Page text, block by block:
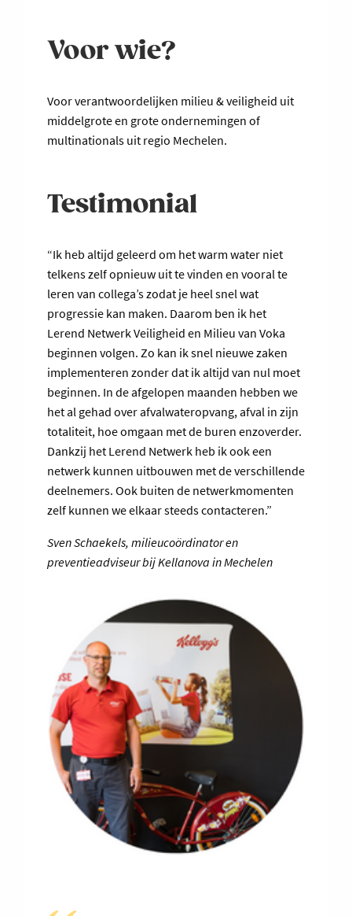
Voor wie?
Voor verantwoordelijken milieu & veiligheid uit
middelgrote en grote ondernemingen of
multinationals uit regio Mechelen.
Testimonial
“Ik heb altijd geleerd om het warm water niet
telkens zelf opnieuw uit te vinden en vooral te
leren van collega’s zodat je heel snel wat
progressie kan maken. Daarom ben ik het
Lerend Netwerk Veiligheid en Milieu van Voka
beginnen volgen. Zo kan ik snel nieuwe zaken
implementeren zonder dat ik altijd van nul moet
beginnen. In de afgelopen maanden hebben we
het al gehad over afvalwateropvang, afval in zijn
totaliteit, hoe omgaan met de buren enzoverder.
Dankzij het Lerend Netwerk heb ik ook een
netwerk kunnen uitbouwen met de verschillende
deelnemers. Ook buiten de netwerkmomenten
zelf kunnen we elkaar steeds contacteren.”
Sven Schaekels, milieucoördinator en
preventieadviseur bij Kellanova in Mechelen